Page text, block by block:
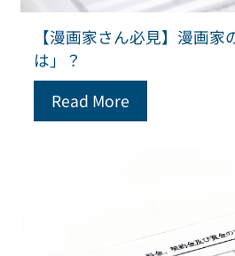
【漫画家さん必見】漫画家
は」？
Read More